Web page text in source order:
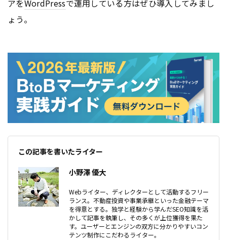
アをWordPressで運用している方はぜひ導入してみまし
ょう。
この記事を書いたライター
小野澤 優大
Webライター、ディレクターとして活動するフリー
ランス。不動産投資や事業承継といった金融テーマ
を得意とする。独学と経験から学んだSEO知識を活
かして記事を執筆し、その多くが上位獲得を果た
す。ユーザーとエンジンの双方に分かりやすいコン
テンツ制作にこだわるライター。